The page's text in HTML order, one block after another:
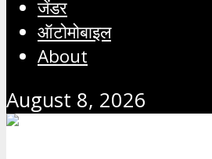
जेंडर
ऑटोमोबाइल
About
August 8, 2026